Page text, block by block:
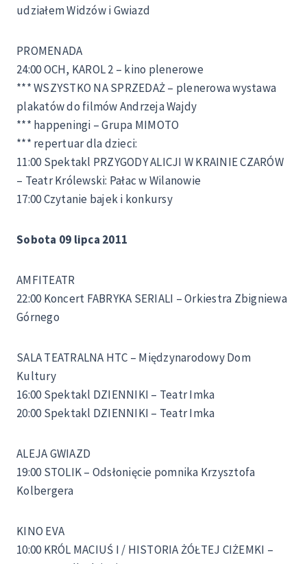
udziałem Widzów i Gwiazd
PROMENADA
24:00 OCH, KAROL 2 – kino plenerowe
*** WSZYSTKO NA SPRZEDAŻ – plenerowa wystawa
plakatów do filmów Andrzeja Wajdy
*** happeningi – Grupa MIMOTO
*** repertuar dla dzieci:
11:00 Spektakl PRZYGODY ALICJI W KRAINIE CZARÓW
– Teatr Królewski: Pałac w Wilanowie
17:00 Czytanie bajek i konkursy
Sobota 09 lipca 2011
AMFITEATR
22:00 Koncert FABRYKA SERIALI – Orkiestra Zbigniewa
Górnego
SALA TEATRALNA HTC – Międzynarodowy Dom
Kultury
16:00 Spektakl DZIENNIKI – Teatr Imka
20:00 Spektakl DZIENNIKI – Teatr Imka
ALEJA GWIAZD
19:00 STOLIK – Odsłonięcie pomnika Krzysztofa
Kolbergera
KINO EVA
10:00 KRÓL MACIUŚ I / HISTORIA ŻÓŁTEJ CIŻEMKI –